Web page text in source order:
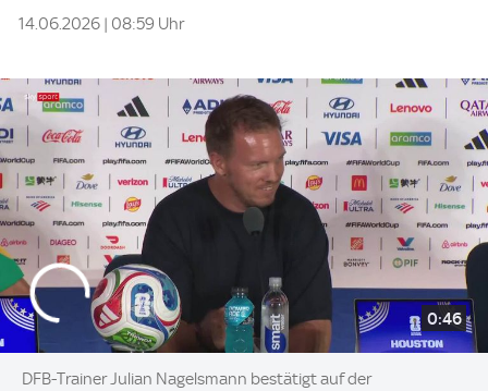
14.06.2026 | 08:59 Uhr
0:46
DFB-Trainer Julian Nagelsmann bestätigt auf der